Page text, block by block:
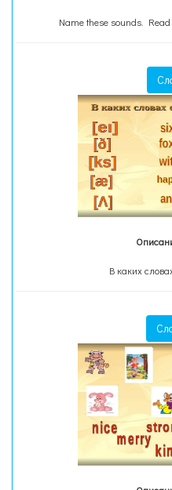
Name these sounds.
В каких